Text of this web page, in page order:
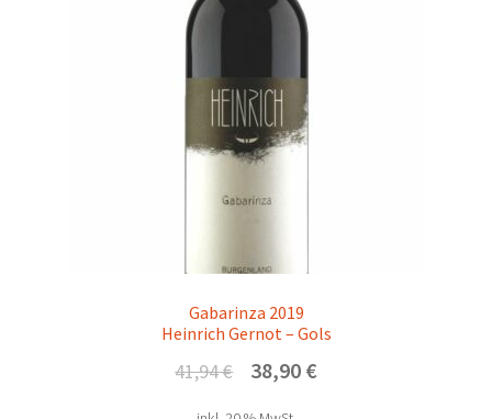
Gabarinza 2019
Heinrich Gernot – Gols
41,94€
Ursprünglicher
38,90 €Aktueller